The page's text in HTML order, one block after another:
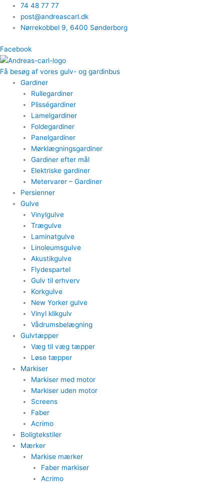
indholdet
74 48 77 77
post@andreascarl.dk
Nørrekobbel 9, ​6400 Sønderborg
Facebook
Få besøg af vores gulv- og gardinbus
Gardiner
Rullegardiner
Plisségardiner​
Lamelgardiner​
Foldegardiner
Panelgardiner​
Mørklægningsgardiner
Gardiner efter mål​
Elektriske gardiner​
Metervarer​ – Gardiner
Persienner
Gulve
Vinylgulve​
Trægulve
Laminatgulve
Linoleumsgulve
Akustikgulve
Flydespartel
Gulv til erhverv
Korkgulve
New Yorker gulve
Vinyl klikgulv
Vådrumsbelægning
Gulvtæpper​
Væg til væg tæpper
​Løse tæpper
Markiser
Markiser med motor​
Markiser uden motor​
Screens
Faber
Acrimo​
Boligtekstiler​
Mærker
Markise mærker
Faber markiser
Acrimo​